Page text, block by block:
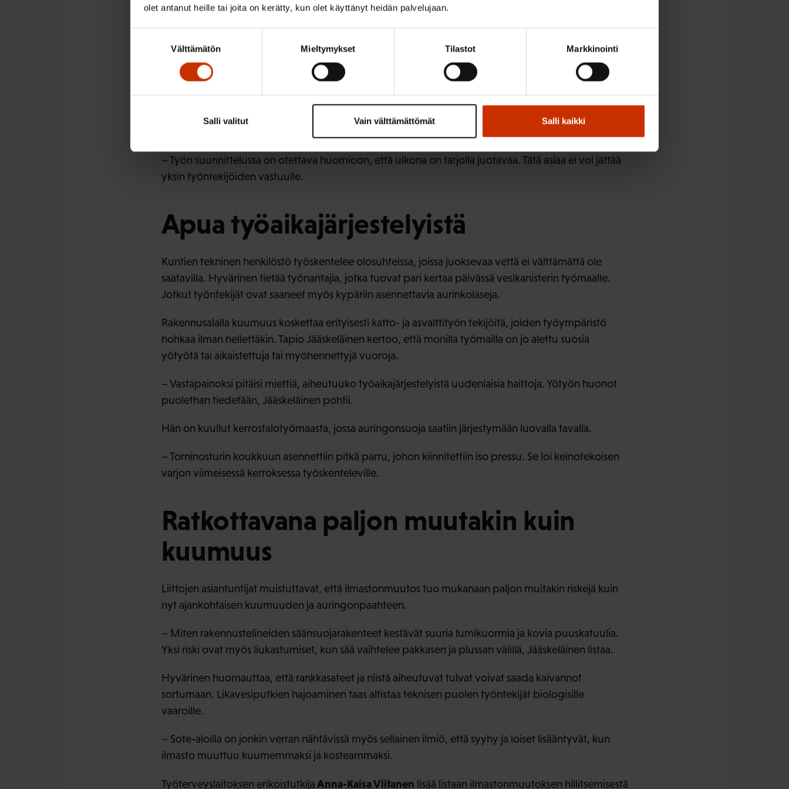
olet antanut heille tai joita on kerätty, kun olet käyttänyt heidän palvelujaan.
Välttämätön Mieltymykset Tilastot Markkinointi
Vain välttämättömät
Salli valitut Salli kaikki
viilennyslaitteen, joilla haetaan helpotusta sisätilojen lämpötilaan.
pihalla ole iltapäivällä ollenkaan vaan täyttä auringon porotusta kesäisin lapsille ja aikuisille.”
Hyvärinen tietää uusia päiväkotirakennuksia, joiden suunnittelussa varjopaikat on unohdettu.
Nesteytyksen työnantaja saattaa luottaa hoituvan niin, että jokainen ottaa ulos lähtiessään oman
juomapullon mukaan. Mutta mitä jos pullo unohtuu ja ulkoilevia lapsia valvomassa on vain yksi
– Työn suunnittelussa on otettava huomioon, että ulkona on tarjolla juotavaa. Tätä asiaa ei voi jättää
yksin työntekijöiden vastuulle.
Apua työaikajärjestelyistä
Kuntien tekninen henkilöstö työskentelee olosuhteissa, joissa juoksevaa vettä ei välttämättä ole
saatavilla. Hyvärinen tietää työnantajia, jotka tuovat pari kertaa päivässä vesikanisterin työmaalle.
Jotkut työntekijät ovat saaneet myös kypäriin asennettavia aurinkolaseja.
Rakennusalalla kuumuus koskettaa erityisesti katto- ja asvalttityön tekijöitä, joiden työympäristö
hohkaa ilman hellettäkin. Tapio Jääskeläinen kertoo, että monilla työmailla on jo alettu suosia
yötyötä tai aikaistettuja tai myöhennettyjä vuoroja.
– Vastapainoksi pitäisi miettiä, aiheutuuko työaikajärjestelyistä uudenlaisia haittoja. Yötyön huonot
puolethan tiedetään, Jääskeläinen pohtii.
Hän on kuullut kerrostalotyömaasta, jossa auringonsuoja saatiin järjestymään luovalla tavalla.
– Torninosturin koukkuun asennettiin pitkä parru, johon kiinnitettiin iso pressu. Se loi keinotekoisen
varjon viimeisessä kerroksessa työskenteleville.
Ratkottavana paljon muutakin kuin
kuumuus
Liittojen asiantuntijat muistuttavat, että ilmastonmuutos tuo mukanaan paljon muitakin riskejä kuin
nyt ajankohtaisen kuumuuden ja auringonpaahteen.
– Miten rakennustelineiden säänsuojarakenteet kestävät suuria lumikuormia ja kovia puuskatuulia.
Yksi riski ovat myös liukastumiset, kun sää vaihtelee pakkasen ja plussan välillä, Jääskeläinen listaa.
Hyvärinen huomauttaa, että rankkasateet ja niistä aiheutuvat tulvat voivat saada kaivannot
sortumaan. Likavesiputkien hajoaminen taas altistaa teknisen puolen työntekijät biologisille
vaaroille.
– Sote-aloilla on jonkin verran nähtävissä myös sellainen ilmiö, että syyhy ja loiset lisääntyvät, kun
ilmasto muuttuu kuumemmaksi ja kosteammaksi.
Työterveyslaitoksen erikoistutkijaAnna-Kaisa Viitanen lisää listaan ilmastonmuutoksen hillitsemisestä